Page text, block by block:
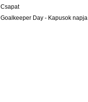
Csapat
Goalkeeper Day - Kapusok napja